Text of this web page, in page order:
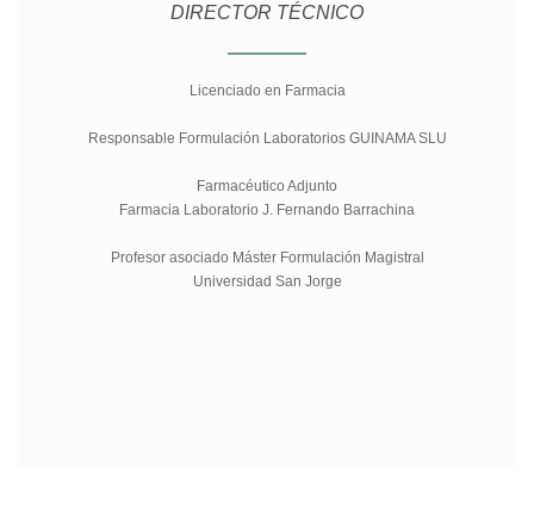
DIRECTOR TÉCNICO
Licenciado en Farmacia
Responsable Formulación Laboratorios GUINAMA SLU
Farmacéutico Adjunto
Farmacia Laboratorio J. Fernando Barrachina
Profesor asociado Máster Formulación Magistral
Universidad San Jorge